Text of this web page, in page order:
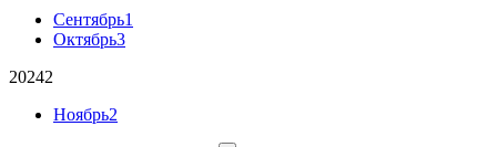
Сентябрь1
Октябрь3
20242
Ноябрь2